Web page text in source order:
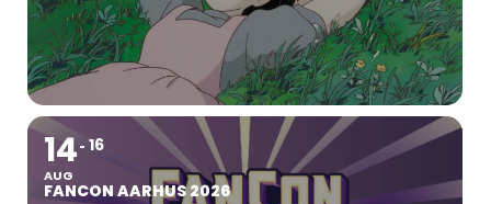
14
AUG
16
FANCON AARHUS 2026